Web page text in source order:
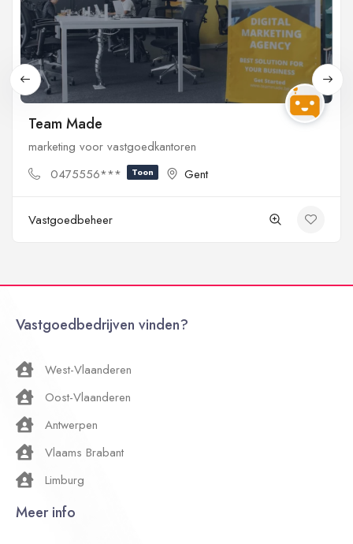
Team Made
marketing voor vastgoedkantoren
0475556***
Toon Gent
Vastgoedbeheer
Vastgoedbedrijven vinden?
West-Vlaanderen
Oost-Vlaanderen
Antwerpen
Vlaams Brabant
Limburg
Meer info